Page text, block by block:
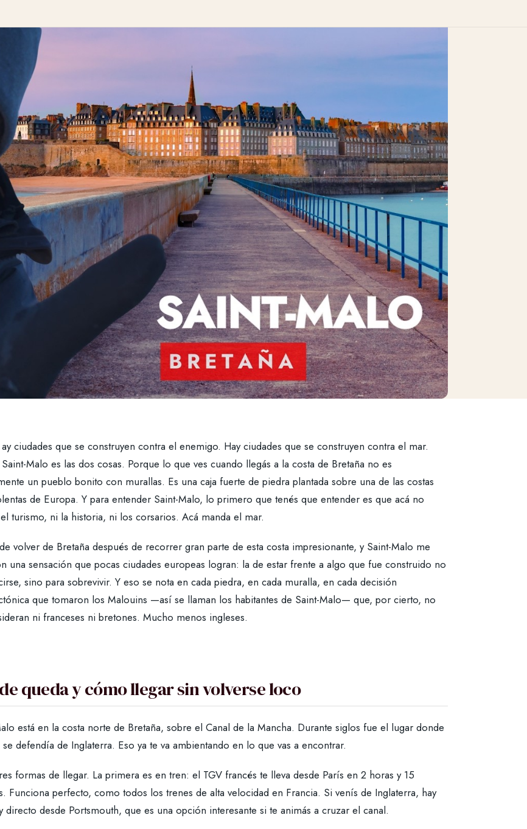
ay ciudades que se construyen contra el enemigo. Hay ciudades que se construyen contra el mar.
Saint-Malo es las dos cosas. Porque lo que ves cuando llegás a la costa de Bretaña no es
un pueblo bonito con murallas. Es una caja fuerte de piedra plantada sobre una de las costas
de Europa. Y para entender Saint-Malo, lo primero que tenés que entender es que acá no
turismo, ni la historia, ni los corsarios. Acá manda el mar.
volver de Bretaña después de recorrer gran parte de esta costa impresionante, y Saint-Malo me
una sensación que pocas ciudades europeas logran: la de estar frente a algo que fue construido no
sino para sobrevivir. Y eso se nota en cada piedra, en cada muralla, en cada decisión
que tomaron los Malouins —así se llaman los habitantes de Saint-Malo— que, por cierto, no
ni franceses ni bretones. Mucho menos ingleses.
queda y cómo llegar sin volverse loco
está en la costa norte de Bretaña, sobre el Canal de la Mancha. Durante siglos fue el lugar donde
se defendía de Inglaterra. Eso ya te va ambientando en lo que vas a encontrar.
formas de llegar. La primera es en tren: el TGV francés te lleva desde París en 2 horas y 15
Funciona perfecto, como todos los trenes de alta velocidad en Francia. Si venís de Inglaterra, hay
directo desde Portsmouth, que es una opción interesante si te animás a cruzar el canal.